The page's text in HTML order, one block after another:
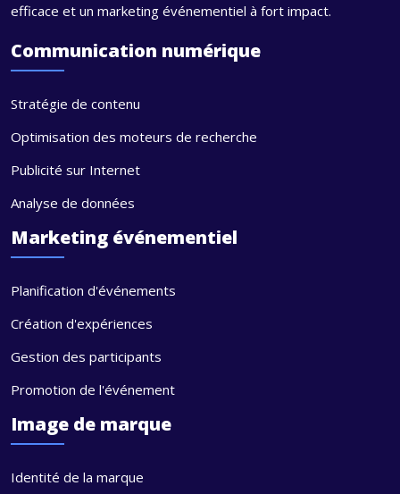
efficace et un marketing événementiel à fort impact.
Communication numérique
Stratégie de contenu
Optimisation des moteurs de recherche
Publicité sur Internet
Analyse de données
Marketing événementiel
Planification d'événements
Création d'expériences
Gestion des participants
Promotion de l'événement
Image de marque
Identité de la marque